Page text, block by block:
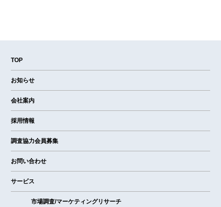
TOP
お知らせ
会社案内
採用情報
調査協力会員募集
お問い合わせ
サービス
市場調査/マーケティングリサーチ